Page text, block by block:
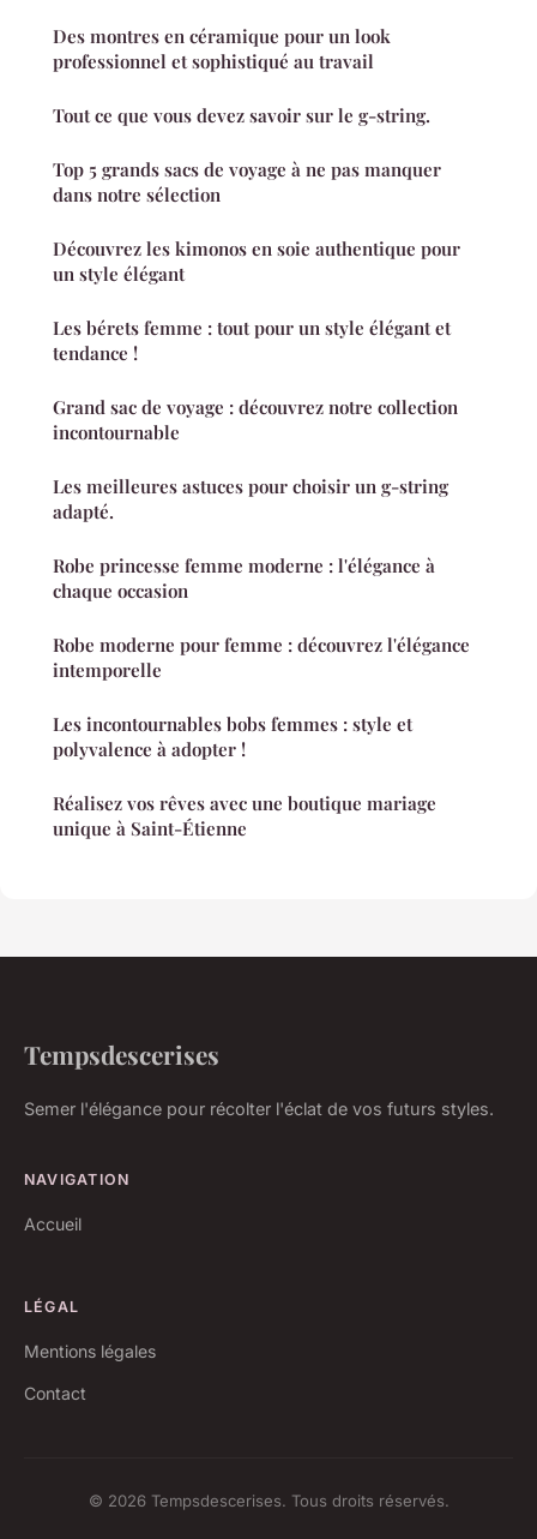
Des montres en céramique pour un look
professionnel et sophistiqué au travail
Tout ce que vous devez savoir sur le g-string.
Top 5 grands sacs de voyage à ne pas manquer
dans notre sélection
Découvrez les kimonos en soie authentique pour
un style élégant
Les bérets femme : tout pour un style élégant et
tendance !
Grand sac de voyage : découvrez notre collection
incontournable
Les meilleures astuces pour choisir un g-string
adapté.
Robe princesse femme moderne : l'élégance à
chaque occasion
Robe moderne pour femme : découvrez l'élégance
intemporelle
Les incontournables bobs femmes : style et
polyvalence à adopter !
Réalisez vos rêves avec une boutique mariage
unique à Saint-Étienne
Tempsdescerises
Semer l'élégance pour récolter l'éclat de vos futurs styles.
NAVIGATION
Accueil
LÉGAL
Mentions légales
Contact
© 2026 Tempsdescerises. Tous droits réservés.